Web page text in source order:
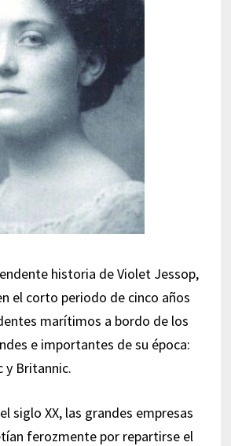
historia de Violet Jessop,
el corto periodo de cinco años
marítimos a bordo de los
e importantes de su época:
y Britannic.
siglo XX, las grandes empresas
ferozmente por repartirse el